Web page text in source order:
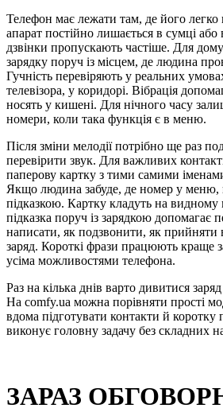
Телефон має лежати там, де його
апарат постійно лишається в сумці або
дзвінки пропускають частіше. Для
зарядку поруч із місцем, де людина
Гучність перевіряють у реальних
телевізора, у коридорі. Вібрація
носять у кишені. Для нічного часу
номери, коли така функція є в меню.
Після зміни мелодії потрібно ще раз
перевірити звук. Для важливих
паперову картку з тими самими
Якщо людина забуде, де номер у меню,
підказкою. Картку кладуть на видному
підказка поруч із зарядкою допомагає
написати, як подзвонити, як прийняти
заряд. Короткі фрази працюють краще
усіма можливостями телефона.
Раз на кілька днів варто дивитися
На comfy.ua можна порівняти прості
вдома підготувати контакти й коротку
виконує головну задачу без складних
ЗАРАЗ